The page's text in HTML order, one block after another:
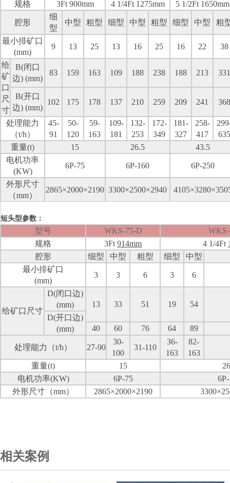
规格
3Ft 900mm 4 1/4Ft 1275mm 5 1/2Ft 1650mm
腔形
细
型
中型 粗型 细型 中型 粗型 细型 中型 粗
最小排矿口
(mm)
9 13 25 13 16 25 16 22 38
给
矿
口
尺
寸
B(闭口
边) (mm)
83 159 163 109 188 238 188 213 331
B(开口
边) (mm)
102 175 178 137 210 259 209 241 368
处理能力
（t/h）
45-
91
50-
120
59-
163
109-
181
132-
253
172-
349
181-
327
258-
417
635
重量(t) 15 26.5
43.5
电机功率
(KW)
6P-75 6P-160 6P-250
外形尺寸
（mm）
2865×2000×2190 3300×2500×2940
短头型参数：
型号 WKS-75-D
规格
3Ft914mm 4 1/4Ft
腔形
细型 中型 粗型 细型
中型
最小排矿口
(mm)
3 3 6 3 6
给矿口尺寸
D(闭口边)
(mm)
13 33 51 19
54
D(开口边)
(mm)
40 60 76 64 89
处理能力（t/h） 27-90
30-
100
31-110
36-
163
82-
163
重量(t) 15
电机功率(KW) 6P-75
外形尺寸（mm） 2865×2000×2190
相关案例